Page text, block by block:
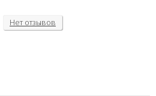
Нет отзывов